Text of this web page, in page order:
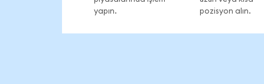
yapın.
pozisyon alın.